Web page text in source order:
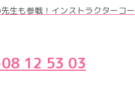
生も参戦！インストラクターコ
12 53 03